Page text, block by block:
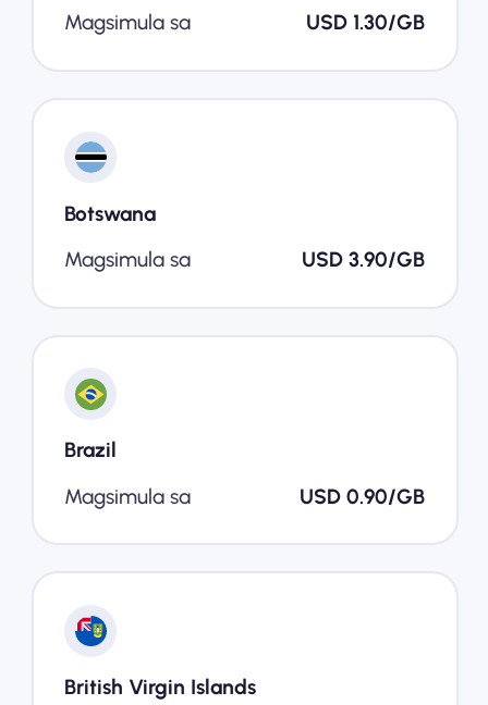
Magsimula sa
USD 1.30/GB
Botswana
Magsimula sa
USD 3.90/GB
Brazil
Magsimula sa
USD 0.90/GB
British Virgin Islands